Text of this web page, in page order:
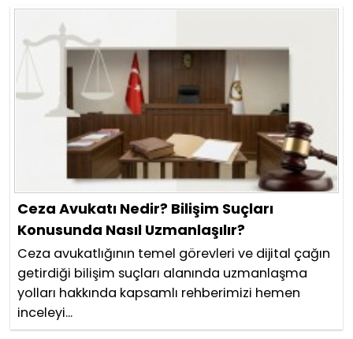
Ceza Avukatı Nedir? Bilişim Suçları
Konusunda Nasıl Uzmanlaşılır?
Ceza avukatlığının temel görevleri ve dijital çağın
getirdiği bilişim suçları alanında uzmanlaşma
yolları hakkında kapsamlı rehberimizi hemen
inceleyi...